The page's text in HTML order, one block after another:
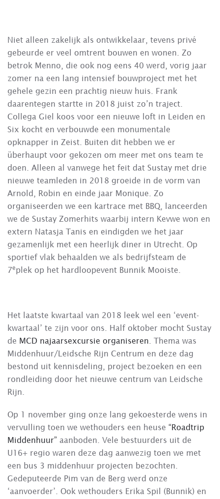
Niet alleen zakelijk als ontwikkelaar, tevens privé
gebeurde er veel omtrent bouwen en wonen. Zo
betrok Menno, die ook nog eens 40 werd, vorig jaar
zomer na een lang intensief bouwproject met het
gehele gezin een prachtig nieuw huis. Frank
daarentegen startte in 2018 juist zo’n traject.
Collega Giel koos voor een nieuwe loft in Leiden en
Six kocht en verbouwde een monumentale
opknapper in Zeist. Buiten dit hebben we er
überhaupt voor gekozen om meer met ons team te
doen. Alleen al vanwege het feit dat Sustay met drie
nieuwe teamleden in 2018 groeide in de vorm van
Arnold, Robin en einde jaar Monique. Zo
organiseerden we een kartrace met BBQ, lanceerden
we de Sustay Zomerhits waarbij intern Kevwe won en
extern Natasja Tanis en eindigden we het jaar
gezamenlijk met een heerlijk diner in Utrecht. Op
sportief vlak behaalden we als bedrijfsteam de
7eplek op het hardloopevent Bunnik Mooiste.
Het laatste kwartaal van 2018 leek wel een ‘event-
kwartaal’ te zijn voor ons. Half oktober mocht Sustay
de MCD najaarsexcursie organiseren . Thema was
Middenhuur/Leidsche Rijn Centrum en deze dag
bestond uit kennisdeling, project bezoeken en een
rondleiding door het nieuwe centrum van Leidsche
Rijn.
Op 1 november ging onze lang gekoesterde wens in
vervulling toen we wethouders een heuse “Roadtrip
Middenhuur” aanboden. Vele bestuurders uit de
U16+ regio waren deze dag aanwezig toen we met
een bus 3 middenhuur projecten bezochten.
Gedeputeerde Pim van de Berg werd onze
‘aanvoerder’. Ook wethouders Erika Spil (Bunnik) en